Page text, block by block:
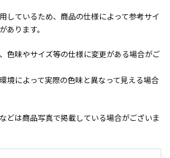
しているため、商品の仕様によって参考サイ
あります。
色味やサイズ等の仕様に変更がある場合がご
境によって実際の色味と異なって見える場合
どは商品写真で掲載している場合がございま